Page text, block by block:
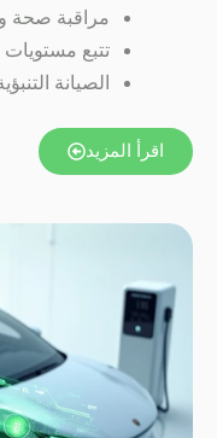
اقرأ المزيد
مراقبة صحة
تتبع
الصيانة